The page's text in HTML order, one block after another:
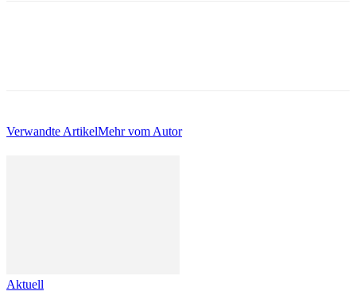
Verwandte ArtikelMehr vom Autor
Aktuell